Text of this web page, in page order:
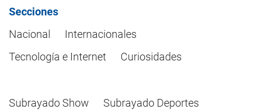
Secciones
Nacional
Internacionales
Tecnología e Internet
Curiosidades
Subrayado Show Subrayado Deportes